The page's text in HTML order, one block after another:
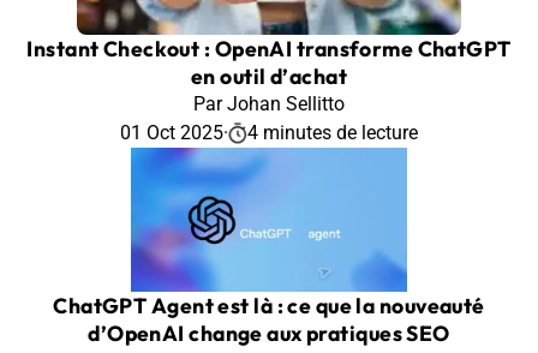
Instant Checkout : OpenAI transforme ChatGPT
en outil d’achat
Par Johan Sellitto
01 Oct 2025· 4 minutes de lecture
ChatGPT Agent est là : ce que la nouveauté
d’OpenAI change aux pratiques SEO